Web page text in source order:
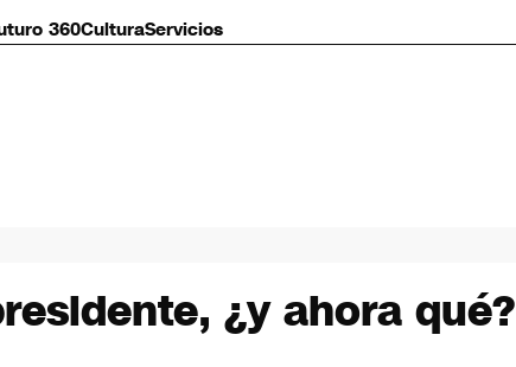
360CulturaServicios
¿y ahora qué?